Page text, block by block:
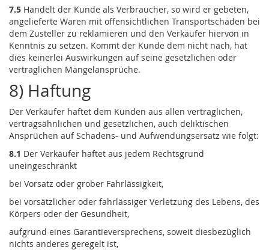
7.5 Handelt der Kunde als Verbraucher, so wird er gebeten,
angelieferte Waren mit offensichtlichen Transportschäden bei
dem Zusteller zu reklamieren und den Verkäufer hiervon in
Kenntnis zu setzen. Kommt der Kunde dem nicht nach, hat
dies keinerlei Auswirkungen auf seine gesetzlichen oder
vertraglichen Mängelansprüche.
8) Haftung
Der Verkäufer haftet dem Kunden aus allen vertraglichen,
vertragsähnlichen und gesetzlichen, auch deliktischen
Ansprüchen auf Schadens- und Aufwendungsersatz wie folgt:
8.1 Der Verkäufer haftet aus jedem Rechtsgrund
uneingeschränkt
bei Vorsatz oder grober Fahrlässigkeit,
bei vorsätzlicher oder fahrlässiger Verletzung des Lebens, des
Körpers oder der Gesundheit,
aufgrund eines Garantieversprechens, soweit diesbezüglich
nichts anderes geregelt ist,